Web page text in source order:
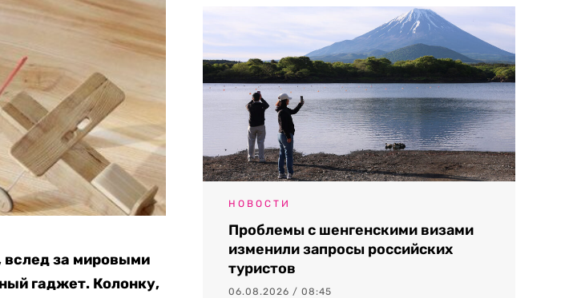
вслед за мировыми
гаджет. Колонку,
НОВОСТИ
Проблемы с шенгенскими визами
изменили запросы российских
туристов
06.08.2026 / 08:45